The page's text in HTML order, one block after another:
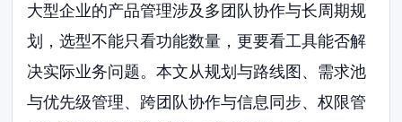
大型企业的产品管理涉及多团队协作与长周期规
划，选型不能只看功能数量，更要看工具能否解
决实际业务问题。本文从规划与路线图、需求池
与优先级管理、跨团队协作与信息同步、权限管